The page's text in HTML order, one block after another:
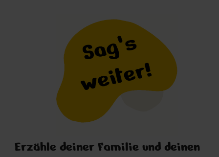
Erzähle deiner Familie und deinen